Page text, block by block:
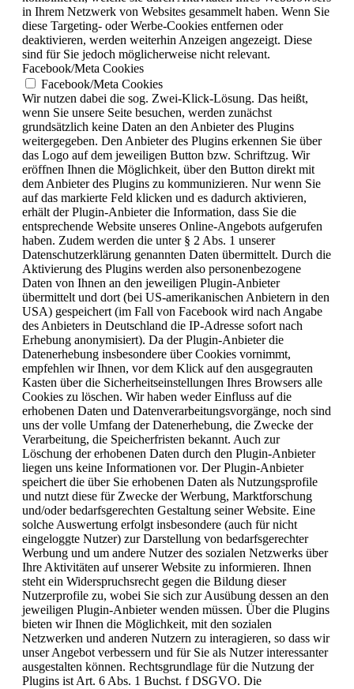
in Ihrem Netzwerk von Websites gesammelt haben. Wenn Sie
diese Targeting- oder Werbe-Cookies entfernen oder
deaktivieren, werden weiterhin Anzeigen angezeigt. Diese
sind für Sie jedoch möglicherweise nicht relevant.
Facebook/Meta Cookies
Facebook/Meta Cookies
Wir nutzen dabei die sog. Zwei-Klick-Lösung. Das heißt,
wenn Sie unsere Seite besuchen, werden zunächst
grundsätzlich keine Daten an den Anbieter des Plugins
weitergegeben. Den Anbieter des Plugins erkennen Sie über
das Logo auf dem jeweiligen Button bzw. Schriftzug. Wir
eröffnen Ihnen die Möglichkeit, über den Button direkt mit
dem Anbieter des Plugins zu kommunizieren. Nur wenn Sie
auf das markierte Feld klicken und es dadurch aktivieren,
erhält der Plugin-Anbieter die Information, dass Sie die
entsprechende Website unseres Online-Angebots aufgerufen
haben. Zudem werden die unter § 2 Abs. 1 unserer
Datenschutzerklärung genannten Daten übermittelt. Durch die
Aktivierung des Plugins werden also personenbezogene
Daten von Ihnen an den jeweiligen Plugin-Anbieter
übermittelt und dort (bei US-amerikanischen Anbietern in den
USA) gespeichert (im Fall von Facebook wird nach Angabe
des Anbieters in Deutschland die IP-Adresse sofort nach
Erhebung anonymisiert). Da der Plugin-Anbieter die
Datenerhebung insbesondere über Cookies vornimmt,
empfehlen wir Ihnen, vor dem Klick auf den ausgegrauten
Kasten über die Sicherheitseinstellungen Ihres Browsers alle
Cookies zu löschen. Wir haben weder Einfluss auf die
erhobenen Daten und Datenverarbeitungsvorgänge, noch sind
uns der volle Umfang der Datenerhebung, die Zwecke der
Verarbeitung, die Speicherfristen bekannt. Auch zur
Löschung der erhobenen Daten durch den Plugin-Anbieter
liegen uns keine Informationen vor. Der Plugin-Anbieter
speichert die über Sie erhobenen Daten als Nutzungsprofile
und nutzt diese für Zwecke der Werbung, Marktforschung
und/oder bedarfsgerechten Gestaltung seiner Website. Eine
solche Auswertung erfolgt insbesondere (auch für nicht
eingeloggte Nutzer) zur Darstellung von bedarfsgerechter
Werbung und um andere Nutzer des sozialen Netzwerks über
Ihre Aktivitäten auf unserer Website zu informieren. Ihnen
steht ein Widerspruchsrecht gegen die Bildung dieser
Nutzerprofile zu, wobei Sie sich zur Ausübung dessen an den
jeweiligen Plugin-Anbieter wenden müssen. Über die Plugins
bieten wir Ihnen die Möglichkeit, mit den sozialen
Netzwerken und anderen Nutzern zu interagieren, so dass wir
unser Angebot verbessern und für Sie als Nutzer interessanter
ausgestalten können. Rechtsgrundlage für die Nutzung der
Plugins ist Art. 6 Abs. 1 Buchst. f DSGVO. Die